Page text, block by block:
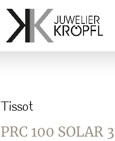
Tissot
PRC 100 SOLAR